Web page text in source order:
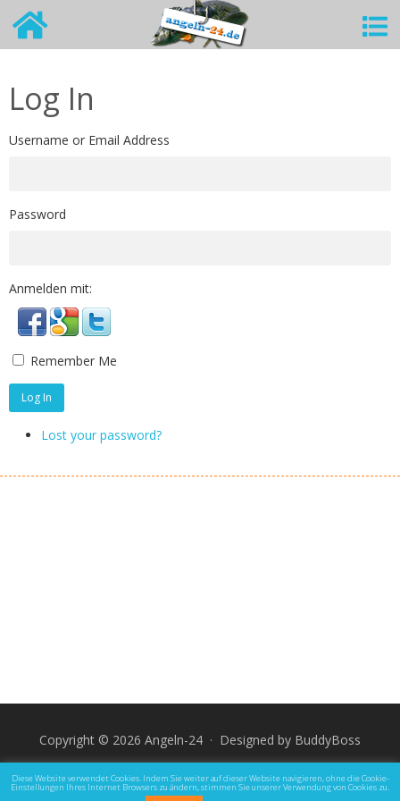
Log In
Username or Email Address
Password
Anmelden mit:
Remember Me
Log In
Lost your password?
Copyright © 2026 Angeln-24 · Designed by BuddyBoss
Impressum Datenschutz und Rechtliche Hinweise
Diese Website verwendet Cookies. Indem Sie weiter auf dieser Website navigieren, ohne die Cookie-
Einstellungen Ihres Internet Browsers zu ändern, stimmen Sie unserer Verwendung von Cookies zu.